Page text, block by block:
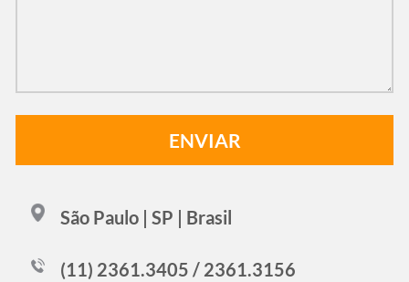
São Paulo | SP | Brasil
(11) 2361.3405 / 2361.3156